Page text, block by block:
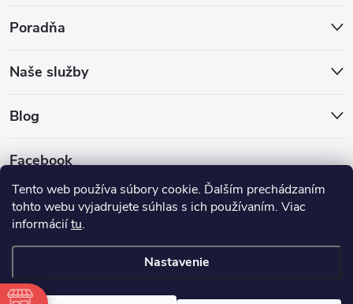
Tento web používa súbory cookie. Ďalším prechádzaním
tohto webu vyjadrujete súhlas s ich používaním. Viac
informáciítu.
Nastavenie
Poradňa
Naše služby
Blog
Facebook
Copyright 2026 Hokejovekorcule.sk. Všetky práva vyhradené.